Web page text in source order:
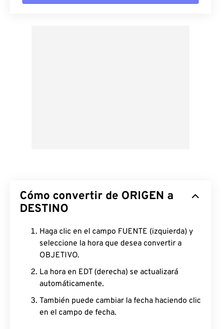
Cómo convertir de ORIGEN a
DESTINO
Haga clic en el campo FUENTE (izquierda) y
seleccione la hora que desea convertir a
OBJETIVO.
La hora en EDT (derecha) se actualizará
automáticamente.
También puede cambiar la fecha haciendo clic
en el campo de fecha.